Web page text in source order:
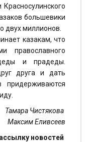
большевики
двух миллионов.
казакам, что
православного
и прадеды.
друга и дать
Тамара Чистякова
Максим Еливсеев
новостей